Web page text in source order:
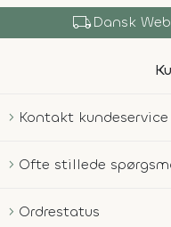
local_shippingDansk
Kontakt kundeservice
Ofte stillede
Ordrestatus